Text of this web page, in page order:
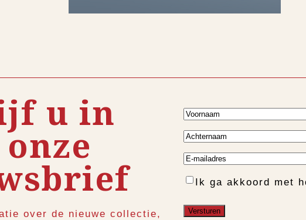
u in
over de nieuwe collectie,
Voornaam
Achternaam
E-
mailadres
Instemming
Ik ga akkoord met